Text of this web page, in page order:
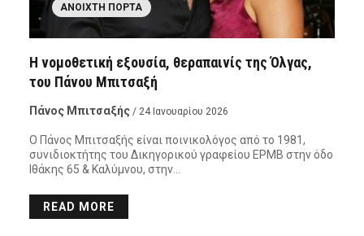
ΑΝΟΙΧΤΉ ΠΌΡΤΑ
Η νομοθετική εξουσία, θεραπαινίς της Όλγας,
του Πάνου Μπιτσαξή
Πάνος Μπιτσαξής / 24 Ιανουαρίου 2026
Ο Πάνος Μπιτσαξής είναι ποινικολόγος από το 1981,
συνιδιοκτήτης του Δικηγορικού γραφείου ΕΡΜΒ στην όδο
Ιθάκης 65 & Καλύμνου, στην…
READ MORE